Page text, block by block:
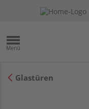
Glastüren